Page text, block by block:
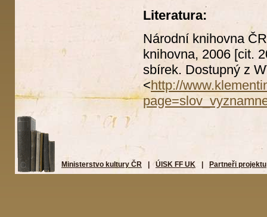
Literatura:
Národní knihovna
knihovna, 2006 [cit.
sbírek. Dostupný z
<http://
Ministerstvo kultury ČR ÚISK FF UK Partneři projektu